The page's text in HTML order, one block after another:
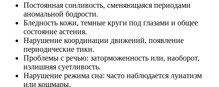
Постоянная сонливость, сменяющаяся периодами
аномальной бодрости.
Бледность кожи, темные круги под глазами и общее
состояние астения.
Нарушение координации движений, появление
периодические тики.
Проблемы с речью: заторможенность или, наоборот,
излишняя суетливость.
Нарушение режима сна: часто наблюдается лунатизм
или кошмары.